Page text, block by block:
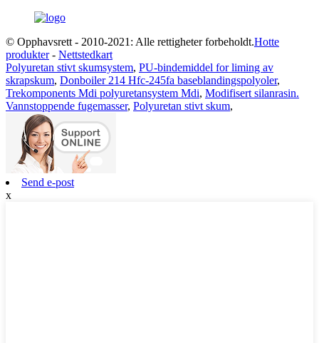
© Opphavsrett - 2010-2021: Alle rettigheter forbeholdt.Hotte
produkter- Nettstedkart
Polyuretan stivt skumsystem, PU-bindemiddel for liming av
skrapskum, Donboiler 214 Hfc-245fa baseblandingspolyoler,
Trekomponents Mdi polyuretansystem Mdi, Modifisert silanrasin.
Vannstoppende fugemasser, Polyuretan stivt skum,
Send e-post
x